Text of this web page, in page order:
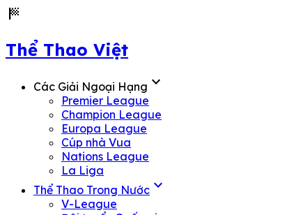
sports_score
Thể Thao Việt
Các Giải Ngoại Hạng expand_more
Premier League
Champion League
Europa League
Cúp nhà Vua
Nations League
La Liga
Thể Thao Trong Nước expand_more
V-League